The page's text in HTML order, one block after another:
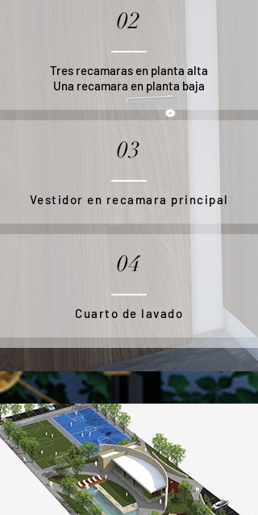
02
Tres recamaras en planta alta
Una recamara en planta baja
03
Vestidor en recamara principal
04
Cuarto de lavado